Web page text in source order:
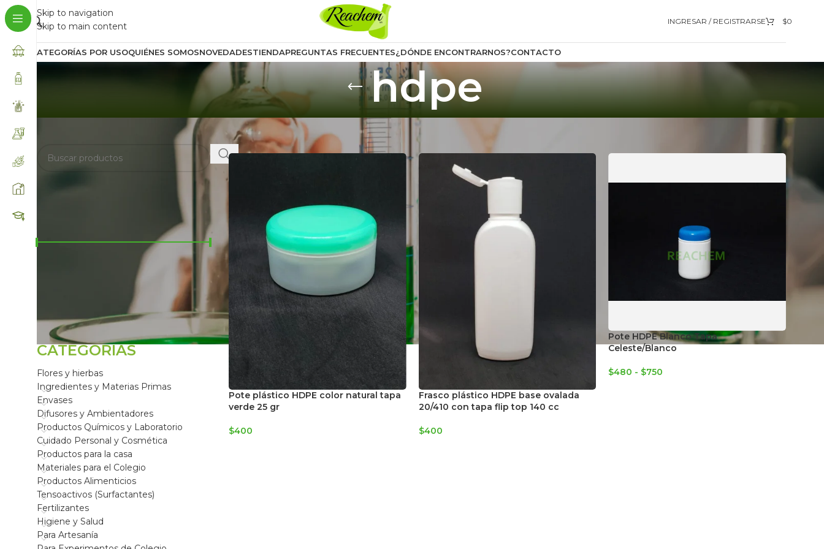
Skip to navigation
Skip to main content
INGRESAR / REGISTRARSE $0
CATEGORÍAS POR USOQUIÉNES SOMOSNOVEDADESTIENDAPREGUNTAS FRECUENTES¿DÓNDE ENCONTRARNOS?CONTACTO
hdpe
FILTRAR POR PRECIO
FILTRAR POR
CATEGORÍAS
Flores y hierbas
Ingredientes y Materias Primas
Envases
Difusores y Ambientadores
Productos Químicos y Laboratorio
Cuidado Personal y Cosmética
Productos para la casa
Materiales para el Colegio
Productos Alimenticios
Tensoactivos (Surfactantes)
Fertilizantes
Higiene y Salud
Para Artesanía
Inicio/Productos etiquetados “hdpe”
Pote plástico HDPE color natural tapa
verde 25 gr
$400
Frasco plástico HDPE base ovalada
20/410 con tapa flip top 140 cc
$400
Pote HDPE Blanco Tapa
Celeste/Blanco
$480 - $750